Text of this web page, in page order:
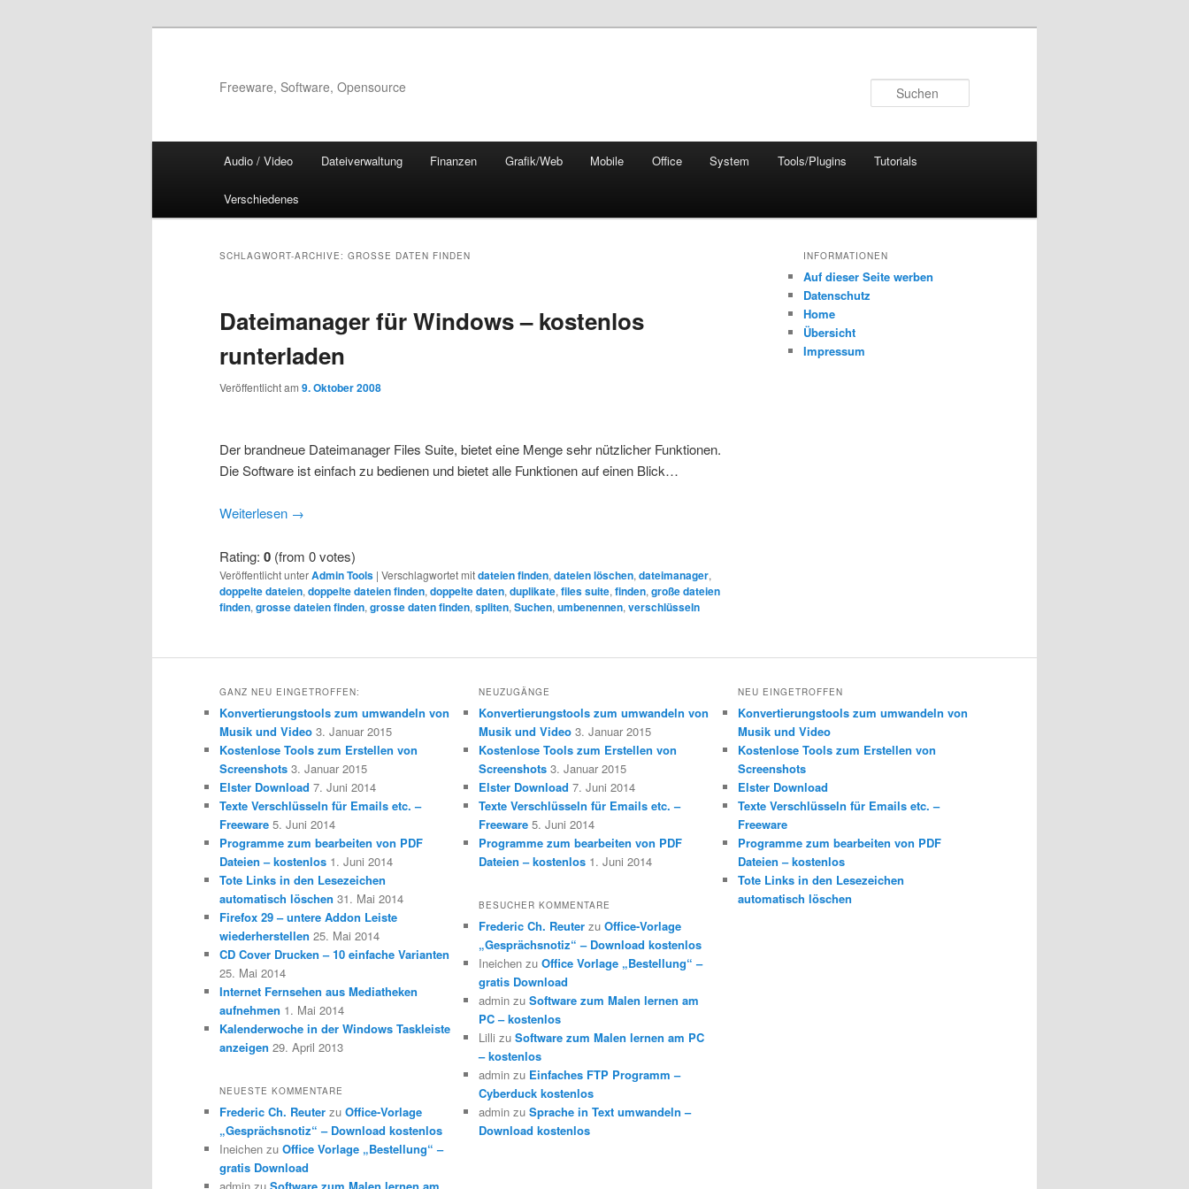
Freeware, Software, Opensource
Audio / Video Dateiverwaltung Finanzen Grafik/Web Mobile Office System Tools/Plugins Tutorials
Verschiedenes
SCHLAGWORT-ARCHIVE: GROSSE DATEN FINDEN
Dateimanager für Windows – kostenlos
runterladen
Veröffentlicht am 9. Oktober 2008
Der brandneue Dateimanager Files Suite, bietet eine Menge sehr nützlicher Funktionen.
Die Software ist einfach zu bedienen und bietet alle Funktionen auf einen Blick…
Weiterlesen →
Rating: 0 (from 0 votes)
Veröffentlicht unterAdmin Tools | Verschlagwortet mitdateien finden, dateien löschen, dateimanager,
doppelte dateien, doppelte dateien finden, doppelte daten, duplikate, files suite, finden, große dateien
finden, grosse dateien finden, grosse daten finden, spliten, Suchen, umbenennen, verschlüsseln
INFORMATIONEN
Auf dieser Seite werben
Datenschutz
Home
Übersicht
Impressum
GANZ NEU EINGETROFFEN:
Konvertierungstools zum umwandeln von
Musik und Video 3. Januar 2015
Kostenlose Tools zum Erstellen von
Screenshots 3. Januar 2015
Elster Download 7. Juni 2014
Texte Verschlüsseln für Emails etc. –
Freeware 5. Juni 2014
Programme zum bearbeiten von PDF
Dateien – kostenlos 1. Juni 2014
Tote Links in den Lesezeichen
automatisch löschen 31. Mai 2014
Firefox 29 – untere Addon Leiste
wiederherstellen 25. Mai 2014
CD Cover Drucken – 10 einfache Varianten
25. Mai 2014
Internet Fernsehen aus Mediatheken
aufnehmen 1. Mai 2014
Kalenderwoche in der Windows Taskleiste
anzeigen 29. April 2013
NEUESTE KOMMENTARE
Frederic Ch. Reuter zu Office-Vorlage
„Gesprächsnotiz“ – Download kostenlos
Ineichen zu Office Vorlage „Bestellung“ –
gratis Download
NEUZUGÄNGE
Konvertierungstools zum umwandeln von
Musik und Video 3. Januar 2015
Kostenlose Tools zum Erstellen von
Screenshots 3. Januar 2015
Elster Download 7. Juni 2014
Texte Verschlüsseln für Emails etc. –
Freeware 5. Juni 2014
Programme zum bearbeiten von PDF
Dateien – kostenlos 1. Juni 2014
BESUCHER KOMMENTARE
Frederic Ch. Reuterzu Office-Vorlage
„Gesprächsnotiz“ – Download kostenlos
Ineichenzu Office Vorlage „Bestellung“ –
gratis Download
adminzu Software zum Malen lernen am
PC – kostenlos
Lilli zu Software zum Malen lernen am PC
– kostenlos
adminzu Einfaches FTP Programm –
Cyberduck kostenlos
adminzu Sprache in Text umwandeln –
Download kostenlos
NEU EINGETROFFEN
Konvertierungstools zum umwandeln von
Musik und Video
Kostenlose Tools zum Erstellen von
Screenshots
Elster Download
Texte Verschlüsseln für Emails etc. –
Freeware
Programme zum bearbeiten von PDF
Dateien – kostenlos
Tote Links in den Lesezeichen
automatisch löschen